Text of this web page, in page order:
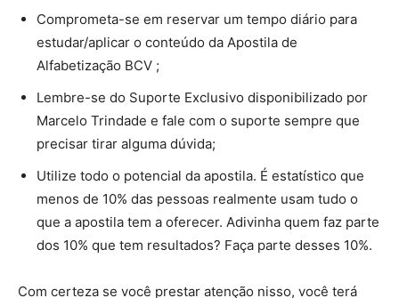
Comprometa-se em reservar um tempo diário para
estudar/aplicar o conteúdo da Apostila de
Alfabetização BCV ;
Lembre-se do Suporte Exclusivo disponibilizado por
Marcelo Trindade e fale com o suporte sempre que
precisar tirar alguma dúvida;
Utilize todo o potencial da apostila. É estatístico que
menos de 10% das pessoas realmente usam tudo o
que a apostila tem a oferecer. Adivinha quem faz parte
dos 10% que tem resultados? Faça parte desses 10%.
Com certeza se você prestar atenção nisso, você terá